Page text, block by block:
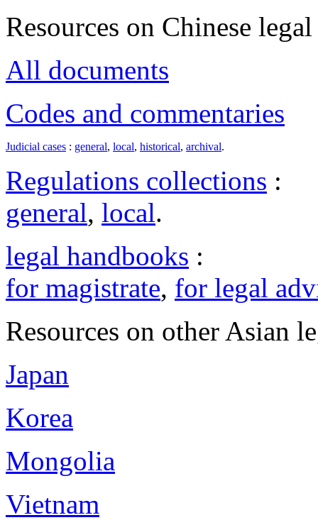
Resources on Chinese
All documents
Codes and commentaries
Judicial cases : general, local, historical, archival.
Regulations collections :
general, local.
legal handbooks :
for magistrate, for legal
Resources on other Asian
Japan
Korea
Mongolia
Vietnam